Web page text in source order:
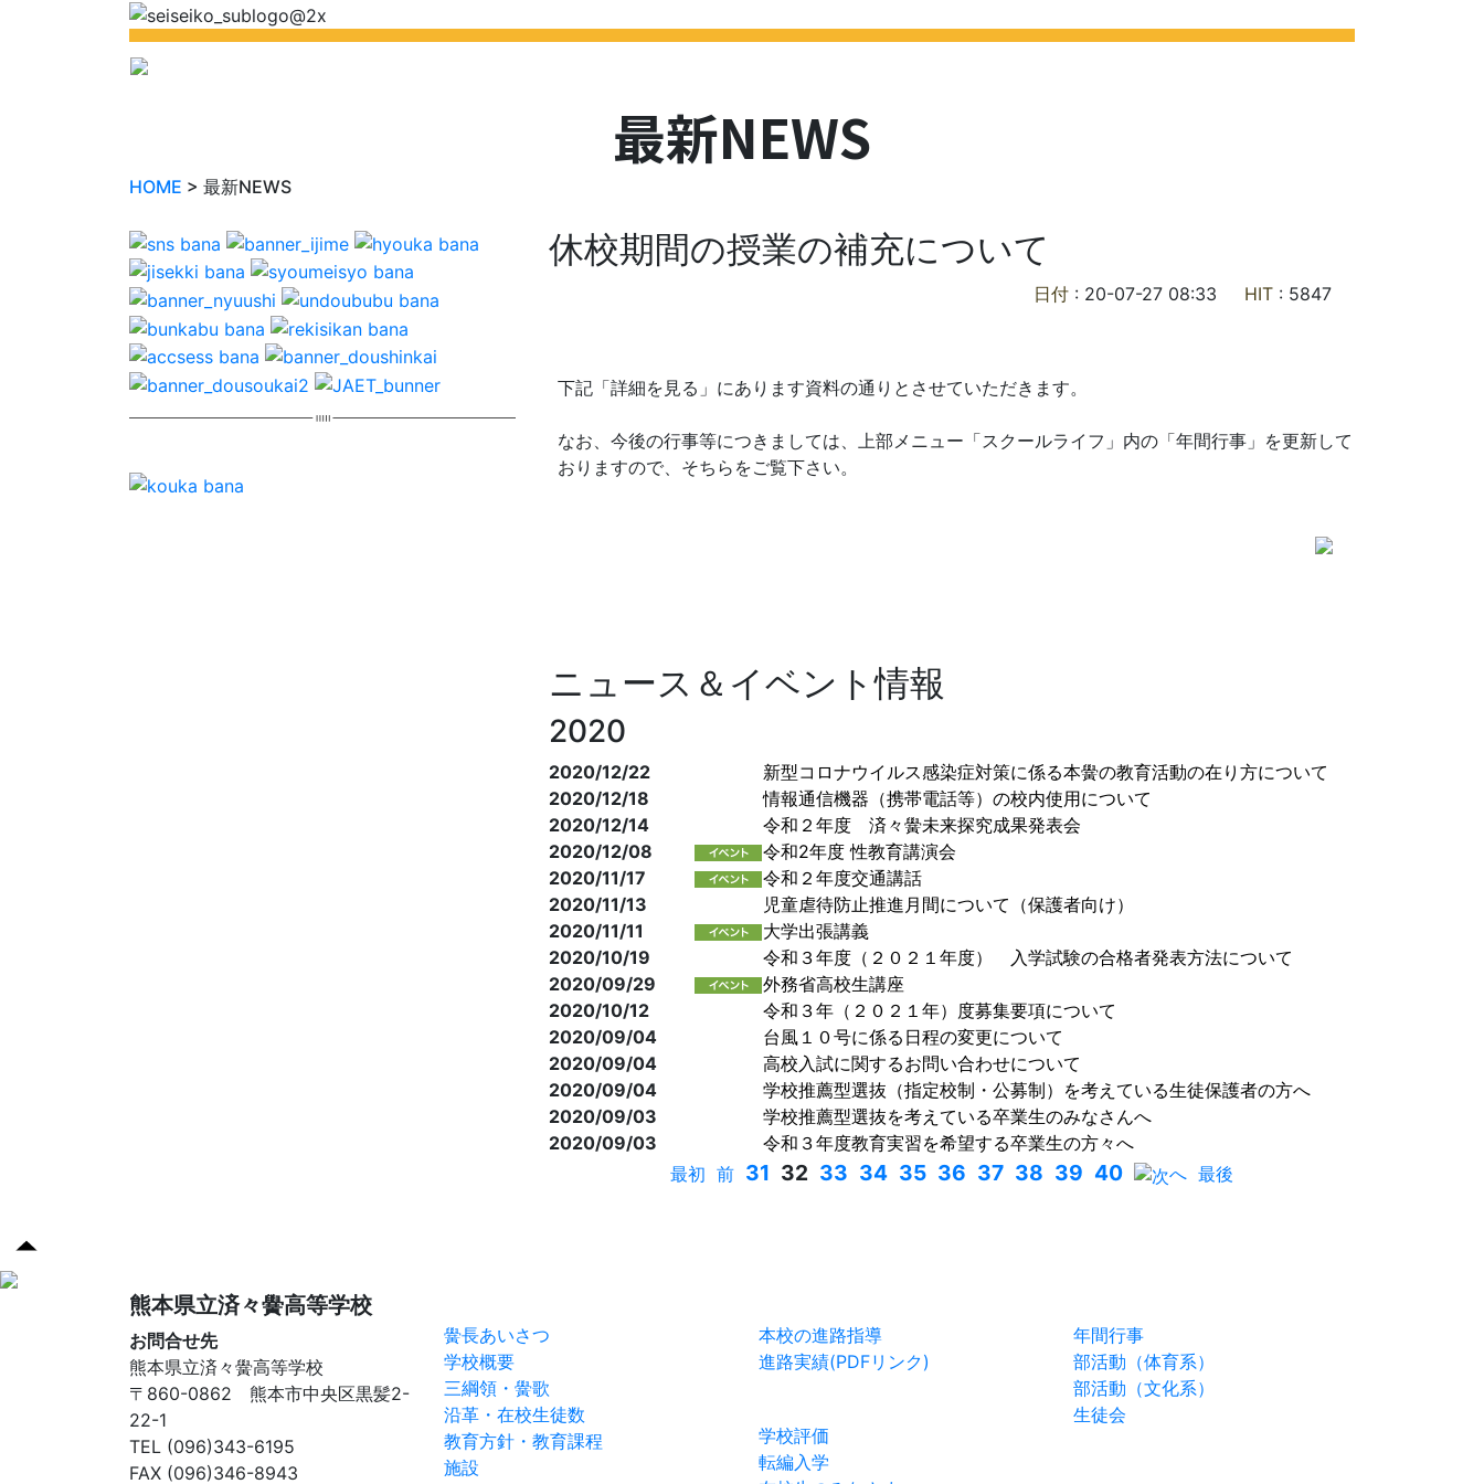
最新NEWS
HOME > 最新NEWS
休校期間の授業の補充について
日付 : 20-07-27 08:33 HIT : 5847
下記「詳細を見る」にあります資料の通りとさせていただきます。
なお、今後の行事等につきましては、上部メニュー「スクールライフ」内の「年間行事」を更新して
おりますので、そちらをご覧下さい。
ニュース＆イベント情報
2020
2020/12/22
新型コロナウイルス感染症対策に係る本黌の教育活動の在り方について
2020/12/18
情報通信機器（携帯電話等）の校内使用について
2020/12/14
令和２年度 済々黌未来探究成果発表会
2020/12/08
令和2年度 性教育講演会
2020/11/17
令和２年度交通講話
2020/11/13
児童虐待防止推進月間について（保護者向け）
2020/11/11
大学出張講義
2020/10/19
令和３年度（２０２１年度） 入学試験の合格者発表方法について
2020/09/29
外務省高校生講座
2020/10/12
令和３年（２０２１年）度募集要項について
2020/09/04
台風１０号に係る日程の変更について
2020/09/04
高校入試に関するお問い合わせについて
2020/09/04
学校推薦型選抜（指定校制・公募制）を考えている生徒保護者の方へ
2020/09/03
学校推薦型選抜を考えている卒業生のみなさんへ
2020/09/03
令和３年度教育実習を希望する卒業生の方々へ
最初 前 31 32 33 34 35 36 37 38 39 40 へ 最後
熊本県立済々黌高等学校
お問合せ先
熊本県立済々黌高等学校
〒860-0862 熊本市中央区黒髪2-
22-1
TEL (096)343-6195
FAX (096)346-8943
黌長あいさつ
学校概要
三綱領・黌歌
沿革・在校生徒数
教育方針・教育課程
施設
本校の進路指導
進路実績(PDFリンク)
学校評価
転編入学
年間行事
部活動（体育系）
部活動（文化系）
生徒会